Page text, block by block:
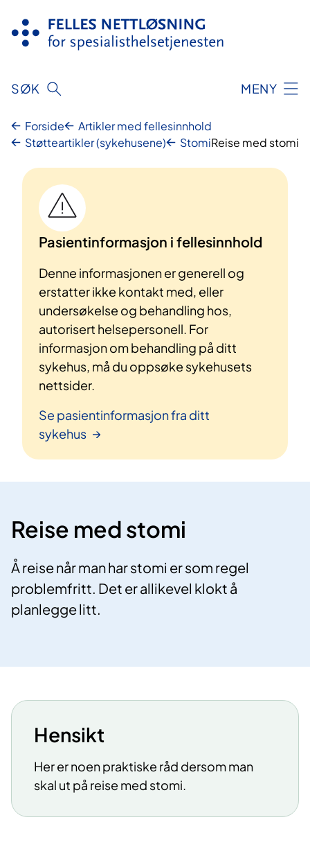
innhold
SØK MENY
Forside
Artikler med fellesinnhold
Støtteartikler (sykehusene)
StomiReise med stomi
Pasientinformasjon i fellesinnhold
Denne informasjonen er generell og
erstatter ikke kontakt med, eller
undersøkelse og behandling hos,
autorisert helsepersonell. For
informasjon om behandling på ditt
sykehus, må du oppsøke sykehusets
nettsider.
Se pasientinformasjon fra ditt
sykehus
Reise med stomi
Å reise når man har stomi er som regel
problemfritt. Det er allikevel klokt å
planlegge litt.
Hensikt
Her er noen praktiske råd dersom man
skal ut på reise med stomi.